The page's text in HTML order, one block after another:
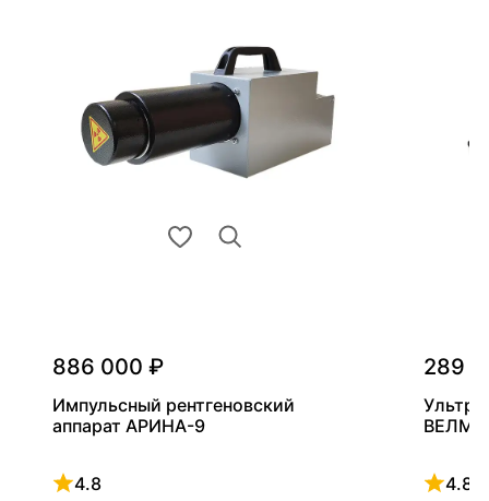
886 000 ₽
Импульсный рентгеновский
аппарат АРИНА-9
4.8
Рейтинг 4.8 из 5
289
4.8